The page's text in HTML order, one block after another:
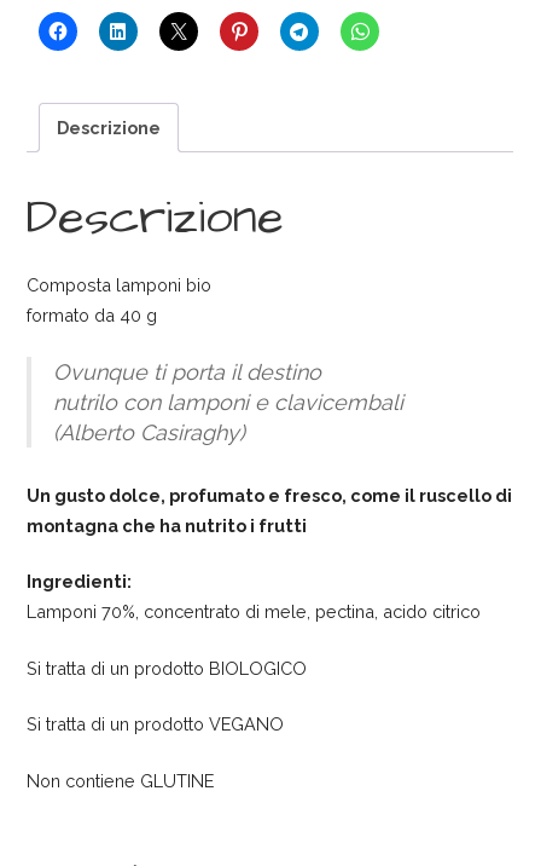
Descrizione
Descrizione
Composta lamponi bio
formato da 40 g
Ovunque ti porta il destino
nutrilo con lamponi e clavicembali
(Alberto Casiraghy)
Un gusto dolce, profumato e fresco, come il ruscello di
montagna che ha nutrito i frutti
Ingredienti:
Lamponi 70%, concentrato di mele, pectina, acido citrico
Si tratta di un prodotto BIOLOGICO
Si tratta di un prodotto VEGANO
Non contiene GLUTINE